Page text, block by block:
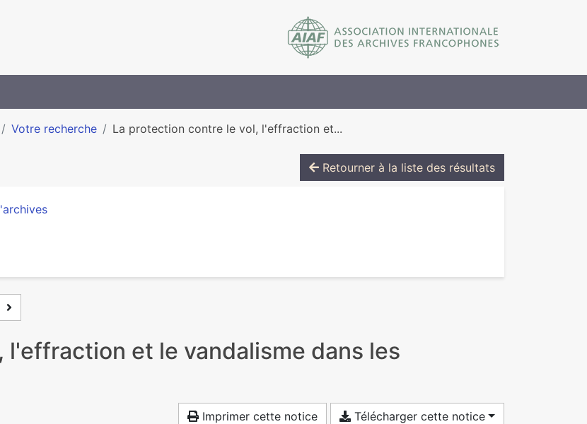
Votre recherche La protection contre le vol, l'effraction et...
Retourner à la liste des résultats
et le vandalisme dans les
Imprimer cette notice Télécharger cette notice